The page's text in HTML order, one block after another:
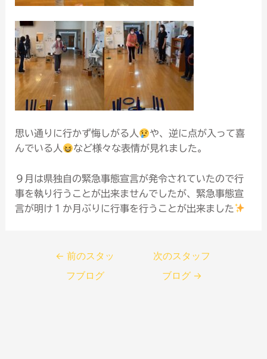
思い通りに行かず悔しがる人
や、逆に点が入って喜
んでいる人
など様々な表情が見れました。
９月は県独自の緊急事態宣言が発令されていたので行
事を執り行うことが出来ませんでしたが、緊急事態宣
言が明け１か月ぶりに行事を行うことが出来ました
← 前のスタッ
フブログ
次のスタッフ
ブログ →